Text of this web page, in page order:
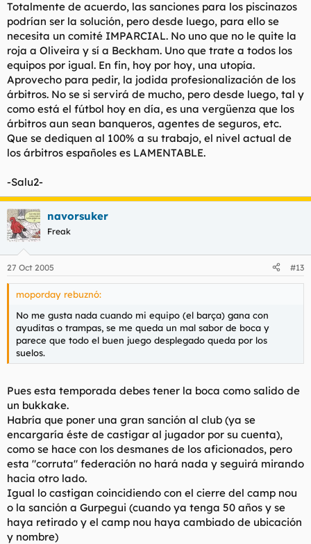
Totalmente de acuerdo, las sanciones para los piscinazos
podrían ser la solución, pero desde luego, para ello se
necesita un comité IMPARCIAL. No uno que no le quite la
roja a Oliveira y sí a Beckham. Uno que trate a todos los
equipos por igual. En fin, hoy por hoy, una utopía.
Aprovecho para pedir, la jodida profesionalización de los
árbitros. No se si servirá de mucho, pero desde luego, tal y
como está el fútbol hoy en día, es una vergüenza que los
árbitros aun sean banqueros, agentes de seguros, etc.
Que se dediquen al 100% a su trabajo, el nivel actual de
los árbitros españoles es LAMENTABLE.
-Salu2-
navorsuker
Freak
27 Oct 2005 #13
moporday rebuznó:
No me gusta nada cuando mi equipo (el barça) gana con
ayuditas o trampas, se me queda un mal sabor de boca y
parece que todo el buen juego desplegado queda por los
suelos.
Pues esta temporada debes tener la boca como salido de
un bukkake.
Habría que poner una gran sanción al club (ya se
encargaría éste de castigar al jugador por su cuenta),
como se hace con los desmanes de los aficionados, pero
esta "corruta" federación no hará nada y seguirá mirando
hacia otro lado.
Igual lo castigan coincidiendo con el cierre del camp nou
o la sanción a Gurpegui (cuando ya tenga 50 años y se
haya retirado y el camp nou haya cambiado de ubicación
y nombre)